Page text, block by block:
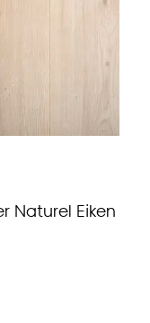
Naturel Eiken